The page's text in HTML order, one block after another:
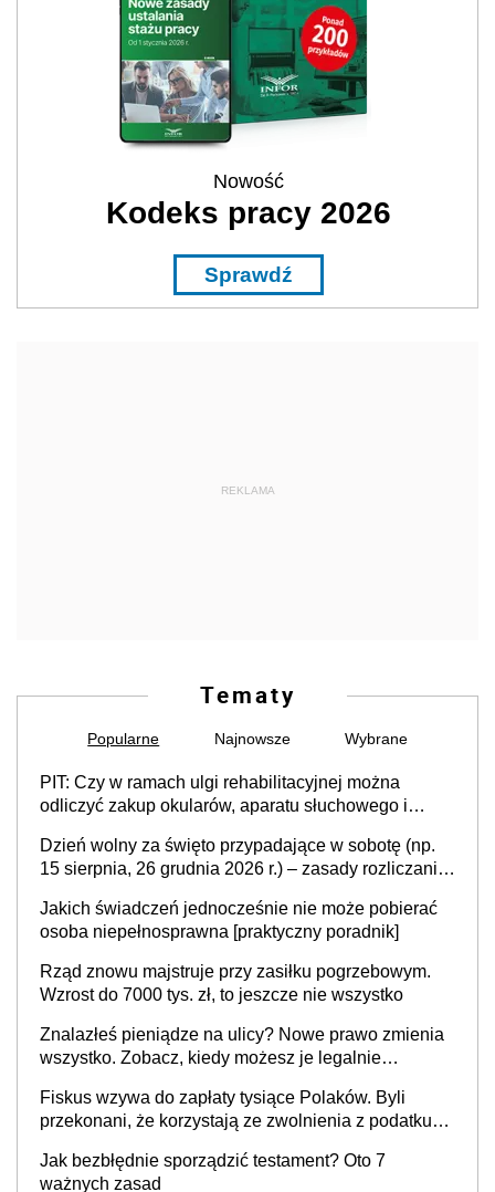
Nowość
Kodeks pracy 2026
Sprawdź
REKLAMA
Tematy
Popularne Najnowsze Wybrane
PIT: Czy w ramach ulgi rehabilitacyjnej można
odliczyć zakup okularów, aparatu słuchowego i
Dzień wolny za święto przypadające w sobotę (np.
15 sierpnia, 26 grudnia 2026 r.) – zasady rozliczania
i administracja publiczna), najczęstsze pytania
Jakich świadczeń jednocześnie nie może pobierać
osoba niepełnosprawna [praktyczny poradnik]
Rząd znowu majstruje przy zasiłku pogrzebowym.
Wzrost do 7000 tys. zł, to jeszcze nie wszystko
Znalazłeś pieniądze na ulicy? Nowe prawo zmienia
wszystko. Zobacz, kiedy możesz je legalnie
Fiskus wzywa do zapłaty tysiące Polaków. Byli
przekonani, że korzystają ze zwolnienia z podatku
Jak bezbłędnie sporządzić testament? Oto 7
ważnych zasad